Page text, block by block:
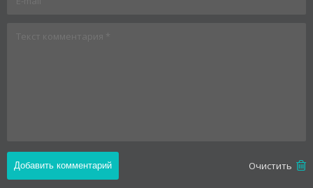
Oчистить